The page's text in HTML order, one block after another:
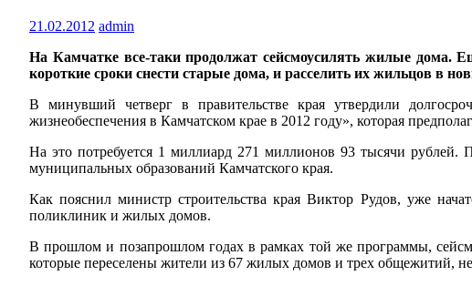
21.02.2012 admin
На Камчатке все-таки продолжат сейсмоусилять жилые дома.
короткие сроки снести старые дома, и расселить их жильцов в
В минувший четверг в правительстве края утвердили
жизнеобеспечения в Камчатском крае в 2012 году», которая
На это потребуется 1 миллиард 271 миллионов 93 тысячи рублей.
муниципальных образований Камчатского края.
Как пояснил министр строительства края Виктор Рудов, уже
поликлиник и жилых домов.
В прошлом и позапрошлом годах в рамках той же программы,
которые переселены жители из 67 жилых домов и трех общежитий,